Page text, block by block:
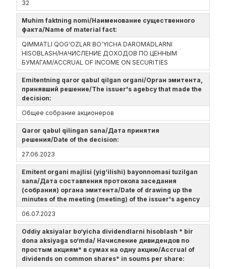
32
Muhim faktning nomi/Наименование существенного
факта/Name of material fact:
QIMMATLI QOG‘OZLAR BO‘YICHA DAROMADLARNI
HISOBLASH/НАЧИСЛЕНИЕ ДОХОДОВ ПО ЦЕННЫМ
БУМАГАМ/ACCRUAL OF INCOME ON SECURITIES
Emitentning qaror qabul qilgan organi/Орган эмитента,
принявший решение/The issuer's agebcy that made the
decision:
Общее собрание акционеров
Qaror qabul qilingan sana/Дата принятия
решения/Date of the decision:
27.06.2023
Emitent organi majlisi (yig‘ilishi) bayonnomasi tuzilgan
sana/Дата составления протокола заседания
(собрания) органа эмитента/Date of drawing up the
minutes of the meeting (meeting) of the issuer's agency
06.07.2023
Oddiy aksiyalar bo‘yicha dividendlarni hisoblash * bir
dona aksiyaga so‘mda/ Начисление дивидендов по
простым акциям* в сумах на одну акцию/Accrual of
dividends on common shares* in soums per share: